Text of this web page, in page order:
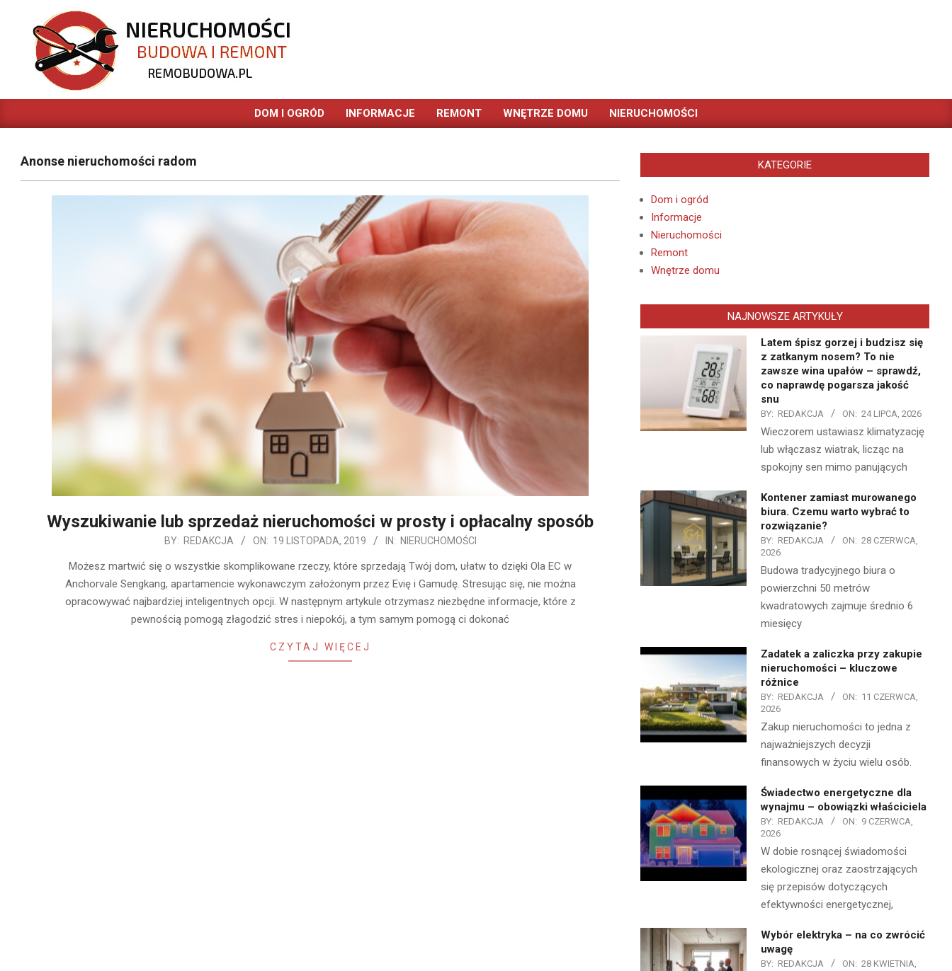
content
REMOBUDOWA.PL
Primary
DOM I OGRÓD INFORMACJE REMONT WNĘTRZE DOMU NIERUCHOMOŚCI
Anonse nieruchomości radom
Wyszukiwanie lub sprzedaż nieruchomości w prosty i opłacalny sposób
BY: REDAKCJA ON: 19 LISTOPADA, 2019 IN: NIERUCHOMOŚCI
Możesz martwić się o wszystkie skomplikowane rzeczy, które sprzedają Twój dom, ułatw to dzięki Ola EC w
Anchorvale Sengkang, apartamencie wykonawczym założonym przez Evię i Gamudę. Stresując się, nie można
opracowywać najbardziej inteligentnych opcji. W następnym artykule otrzymasz niezbędne informacje, które z
pewnością pomogą złagodzić stres i niepokój, a tym samym pomogą ci dokonać
CZYTAJ WIĘCEJ
KATEGORIE
Dom i ogród
Informacje
Nieruchomości
Remont
Wnętrze domu
NAJNOWSZE ARTYKUŁY
Latem śpisz gorzej i budzisz się
z zatkanym nosem? To nie
zawsze wina upałów – sprawdź,
co naprawdę pogarsza jakość
snu
BY: REDAKCJA ON: 24 LIPCA, 2026
Wieczorem ustawiasz klimatyzację
lub włączasz wiatrak, licząc na
spokojny sen mimo panujących
Kontener zamiast murowanego
biura. Czemu warto wybrać to
rozwiązanie?
BY: REDAKCJA ON: 28 CZERWCA,
2026
Budowa tradycyjnego biura o
powierzchni 50 metrów
kwadratowych zajmuje średnio 6
miesięcy
Zadatek a zaliczka przy zakupie
nieruchomości – kluczowe
różnice
BY: REDAKCJA ON: 11 CZERWCA,
2026
Zakup nieruchomości to jedna z
najważniejszych decyzji
finansowych w życiu wielu osób.
Świadectwo energetyczne dla
wynajmu – obowiązki właściciela
BY: REDAKCJA ON: 9 CZERWCA,
2026
W dobie rosnącej świadomości
ekologicznej oraz zaostrzających
się przepisów dotyczących
efektywności energetycznej,
Wybór elektryka – na co zwrócić
uwagę
BY: REDAKCJA ON: 28 KWIETNIA,